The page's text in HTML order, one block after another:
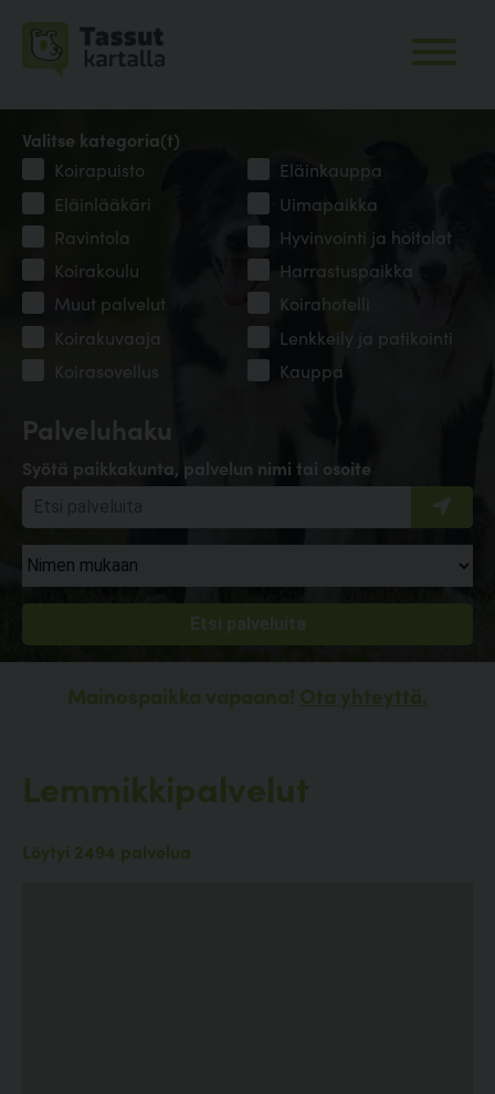
Palveluhaku
Syötä paikkakunta, palvelun nimi tai osoite
Valitse kategoria(t)
Koirapuisto
Eläinkauppa
Eläinlääkäri
Uimapaikka
Ravintola
Hyvinvointi ja hoitolat
Koirakoulu
Harrastuspaikka
Muut palvelut
Koirahotelli
Koirakuvaaja
Lenkkeily ja patikointi
Koirasovellus
Kauppa
Mainospaikka vapaana! Ota yhteyttä.
Lemmikkipalvelut
Löytyi 2494 palvelua